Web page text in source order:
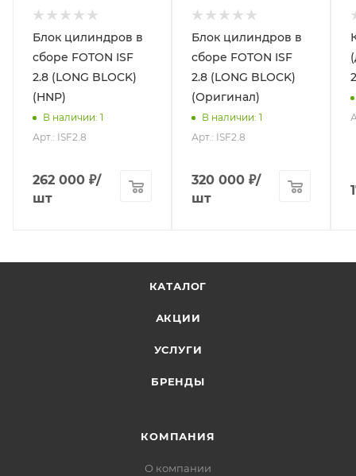
Блок цилиндров в
сборе FOTON ISF
2.8 (LONG BLOCK)
(HNP)
В наличии: 1
Арт.: ISF2.8
262 000 ₽/
шт
Блок цилиндров в
сборе FOTON ISF
2.8 (LONG BLOCK)
(Оригинал)
В наличии: 1
Арт.: ISF2.8
320 000 ₽/
шт
КАТАЛОГ
АКЦИИ
УСЛУГИ
БРЕНДЫ
КОМПАНИЯ
О компании